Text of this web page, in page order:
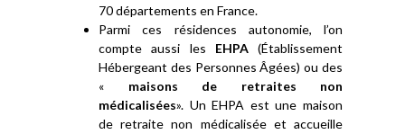
70 départements en France.
Parmi ces résidences autonomie, l’on
compte aussi les EHPA(Établissement
Hébergeant des Personnes Âgées) ou des
« maisons de retraites non
médicalisées». Un EHPA est une maison
de retraite non médicalisée et accueille